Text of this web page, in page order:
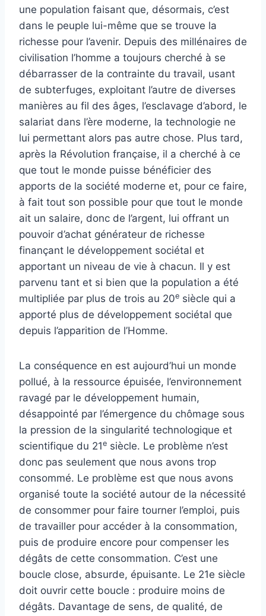
une population faisant que, désormais, c’est
dans le peuple lui-même que se trouve la
richesse pour l’avenir. Depuis des millénaires de
civilisation l’homme a toujours cherché à se
débarrasser de la contrainte du travail, usant
de subterfuges, exploitant l’autre de diverses
manières au fil des âges, l’esclavage d’abord, le
salariat dans l’ère moderne, la technologie ne
lui permettant alors pas autre chose. Plus tard,
après la Révolution française, il a cherché à ce
que tout le monde puisse bénéficier des
apports de la société moderne et, pour ce faire,
à fait tout son possible pour que tout le monde
ait un salaire, donc de l’argent, lui offrant un
pouvoir d’achat générateur de richesse
finançant le développement sociétal et
apportant un niveau de vie à chacun. Il y est
parvenu tant et si bien que la population a été
multipliée par plus de trois au 20e siècle qui a
apporté plus de développement sociétal que
depuis l’apparition de l’Homme.
La conséquence en est aujourd’hui un monde
pollué, à la ressource épuisée, l’environnement
ravagé par le développement humain,
désappointé par l’émergence du chômage sous
la pression de la singularité technologique et
scientifique du 21e siècle. Le problème n’est
donc pas seulement que nous avons trop
consommé. Le problème est que nous avons
organisé toute la société autour de la nécessité
de consommer pour faire tourner l’emploi, puis
de travailler pour accéder à la consommation,
puis de produire encore pour compenser les
dégâts de cette consommation. C’est une
boucle close, absurde, épuisante. Le 21e siècle
doit ouvrir cette boucle : produire moins de
dégâts. Davantage de sens, de qualité, de